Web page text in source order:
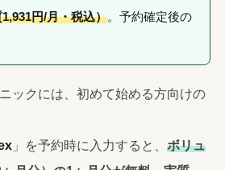
円/月・税込）。予約確定後の
ックには、初めて始める方向けの
」を予約時に入力すると、 ボリュ